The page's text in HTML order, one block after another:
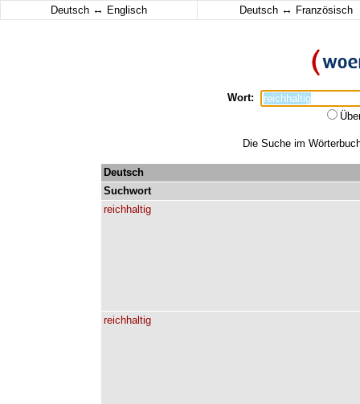
Deutsch ↔ Englisch Deutsch ↔ Französisch
Wort:
Die Suche im
Deutsch
Suchwort
reichhaltig
reichhaltig